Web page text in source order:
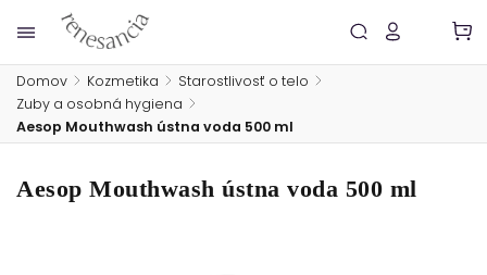
Domov / Kozmetika / Starostlivosť o telo /
Zuby a osobná hygiena /
Aesop Mouthwash ústna voda 500 ml
Aesop Mouthwash ústna voda 500 ml